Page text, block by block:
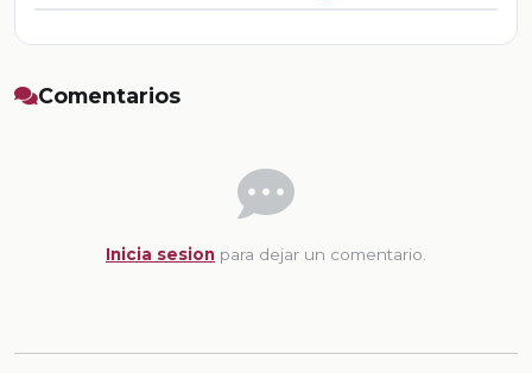
Comentarios
Inicia sesion para dejar un comentario.